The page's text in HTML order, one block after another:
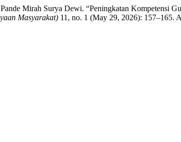
Mirah Surya Dewi. “Peningkatan Kompetensi
Masyarakat) 11, no. 1 (May 29, 2026): 157–165.